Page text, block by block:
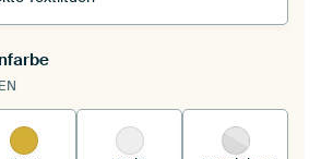
einen wechselbaren Textiltuch in
ArtFrame™.
es.